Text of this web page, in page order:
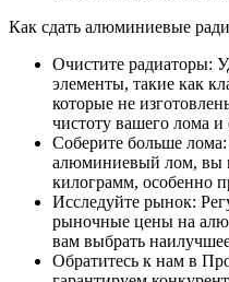
Как сдать алюминиевые
Очистите радиаторы:
элементы, такие как
которые не
чистоту вашего лома и
Соберите больше
алюминиевый лом, вы
килограмм, особенно
Исследуйте рынок:
рыночные цены на
вам выбрать
Обратитесь к нам в